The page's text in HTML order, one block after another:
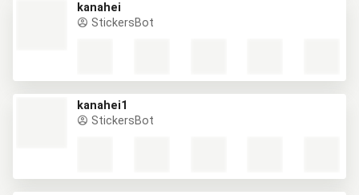
kanahei
StickersBot
kanahei1
StickersBot